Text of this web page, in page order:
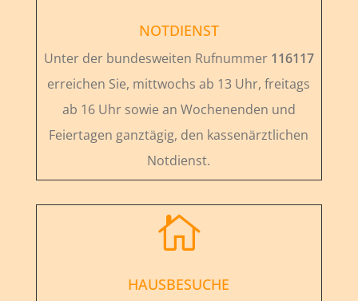
NOTDIENST
Unter der bundesweiten Rufnummer 116117
erreichen Sie, mittwochs ab 13 Uhr, freitags
ab 16 Uhr sowie an Wochenenden und
Feiertagen ganztägig, den kassenärztlichen
Notdienst.

HAUSBESUCHE